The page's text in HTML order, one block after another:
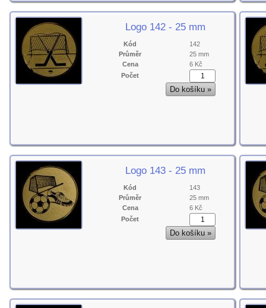
Logo 142 - 25 mm
Kód
142
Průměr
25 mm
Cena
6 Kč
Počet
Logo 143 - 25 mm
Kód
143
Průměr
25 mm
Cena
6 Kč
Počet